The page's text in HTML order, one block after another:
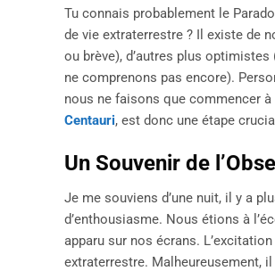
Tu connais probablement le
de vie extraterrestre ? Il existe de
ou brève), d’autres plus
ne comprenons pas encore).
nous ne faisons que commencer
Centauri, est donc une étape
Un Souvenir de
Je me souviens d’une nuit, il y a
d’enthousiasme. Nous étions à
apparu sur nos écrans.
extraterrestre. Malheureusement, il